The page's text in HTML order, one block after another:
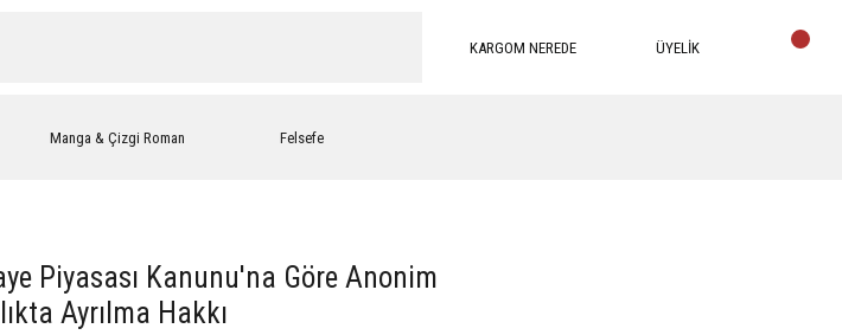
KARGOM NEREDE ÜYELİK
Manga & Çizgi Roman Felsefe
Piyasası Kanunu'na Göre Anonim
Ayrılma Hakkı